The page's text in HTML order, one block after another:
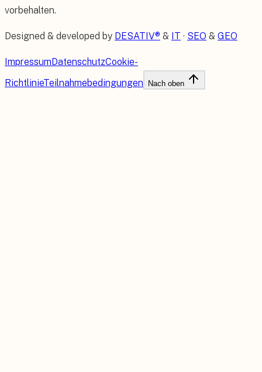
vorbehalten.
Designed & developed by DESATIV® & IT · SEO & GEO
ImpressumDatenschutzCookie-
RichtlinieTeilnahmebedingungen Nach oben